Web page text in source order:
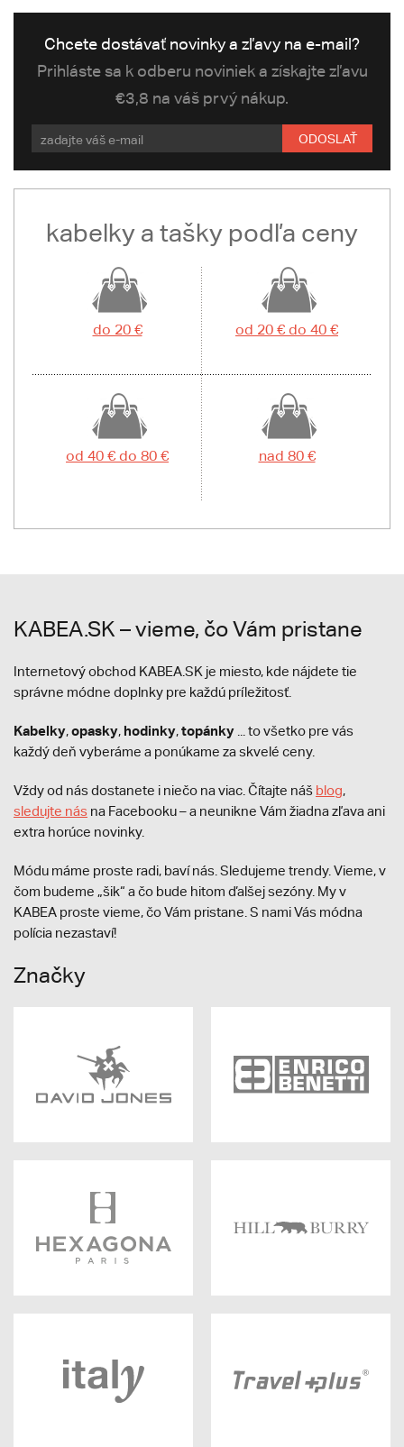
Chcete dostávať novinky a zľavy na e-mail?
Prihláste sa k odberu noviniek a získajte zľavu
€3,8 na váš prvý nákup.
ODOSLAŤ
kabelky a tašky podľa ceny
do 20 € od 20 € do 40 €
od 40 € do 80 € nad 80 €
KABEA.SK – vieme, čo Vám pristane
Internetový obchod KABEA.SK je miesto, kde nájdete tie
správne módne doplnky pre každú príležitosť.
Kabelky,opasky, hodinky,topánky ... to všetko pre vás
každý deň vyberáme a ponúkame za skvelé ceny.
Vždy od nás dostanete i niečo na viac. Čítajte náš blog,
sledujte nás na Facebooku – a neunikne Vám žiadna zľava ani
extra horúce novinky.
Módu máme proste radi, baví nás. Sledujeme trendy. Vieme, v
čom budeme „šik“ a čo bude hitom ďalšej sezóny. My v
KABEA proste vieme, čo Vám pristane. S nami Vás módna
polícia nezastaví!
Značky